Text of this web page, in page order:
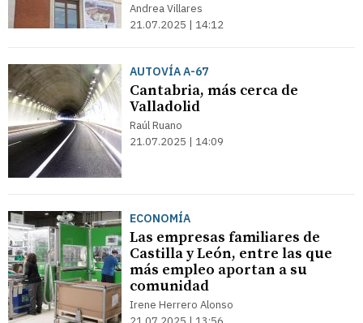
Andrea Villares
21.07.2025 | 14:12
AUTOVÍA A-67
Cantabria, más cerca de
Valladolid
Raúl Ruano
21.07.2025 | 14:09
ECONOMÍA
Las empresas familiares de
Castilla y León, entre las que
más empleo aportan a su
comunidad
Irene Herrero Alonso